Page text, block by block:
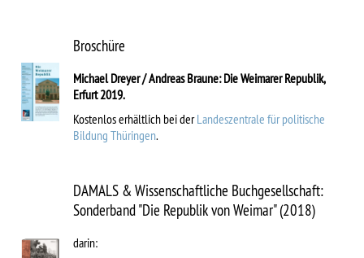
Broschüre
Michael Dreyer / Andreas Braune: Die Weimarer Republik,
Erfurt 2019.
Kostenlos erhältlich bei derLandeszentrale für politische
Bildung Thüringen.
DAMALS & Wissenschaftliche Buchgesellschaft:
Sonderband "Die Republik von Weimar" (2018)
darin: